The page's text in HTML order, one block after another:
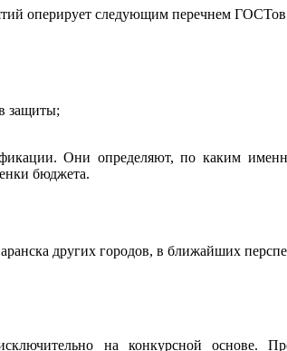
оперирует следующим перечнем
защиты;
Они определяют, по каким
бюджета.
других городов, в ближайших
на конкурсной основе.